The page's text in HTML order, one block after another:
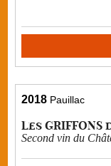
2018 Pauillac
Les GRIFFONS
Second vin du